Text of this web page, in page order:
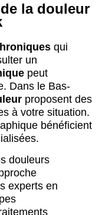
la douleur
qui
un
peut
Dans le Bas-
proposent des
à votre situation.
bénéficient
douleurs
experts en